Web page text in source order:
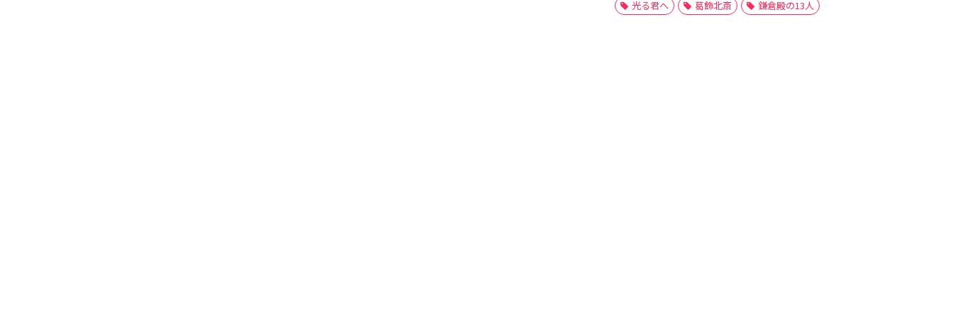
光る君へ 葛飾北斎 鎌倉殿の13人